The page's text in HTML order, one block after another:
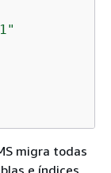
migra todas
e índices